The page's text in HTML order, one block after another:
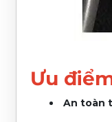
Ưu
An toàn